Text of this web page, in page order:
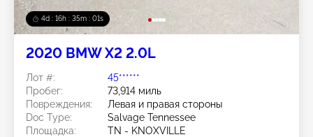
4d : 16h : 34m : 59s
2020 BMW X2 2.0L
Лот #:
45******
Пробег:
73,914 миль
Повреждения:
Левая и правая стороны
Doc Type:
Salvage Tennessee
Площадка:
TN - KNOXVILLE